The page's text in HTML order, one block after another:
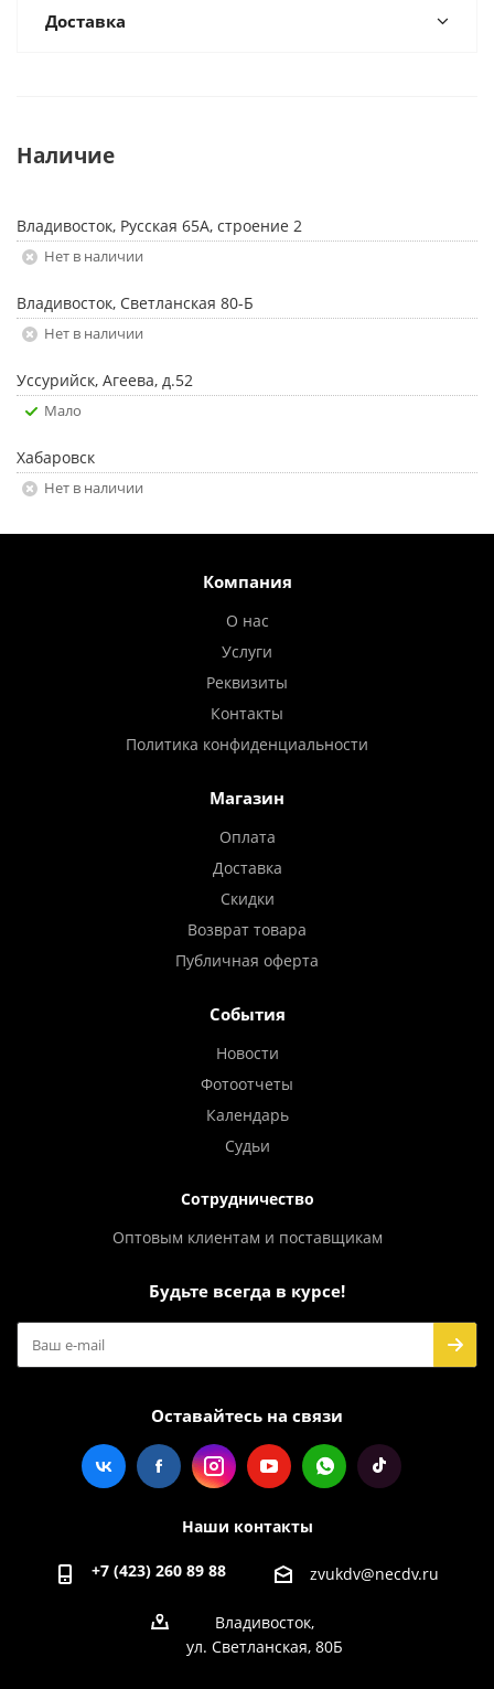
Доставка
Наличие
Владивосток, Русская 65А, строение 2
Нет в наличии
Владивосток, Светланская 80-Б
Нет в наличии
Уссурийск, Агеева, д.52
Мало
Хабаровск
Нет в наличии
Компания
О нас
Услуги
Реквизиты
Контакты
Политика конфиденциальности
Магазин
Оплата
Доставка
Скидки
Возврат товара
Публичная оферта
События
Новости
Фотоотчеты
Календарь
Судьи
Сотрудничество
Оптовым клиентам и поставщикам
Будьте всегда в курсе!
Оставайтесь на связи
Наши контакты
+7 (423) 260 89 88 zvukdv@necdv.ru
Владивосток,
ул. Светланская, 80Б